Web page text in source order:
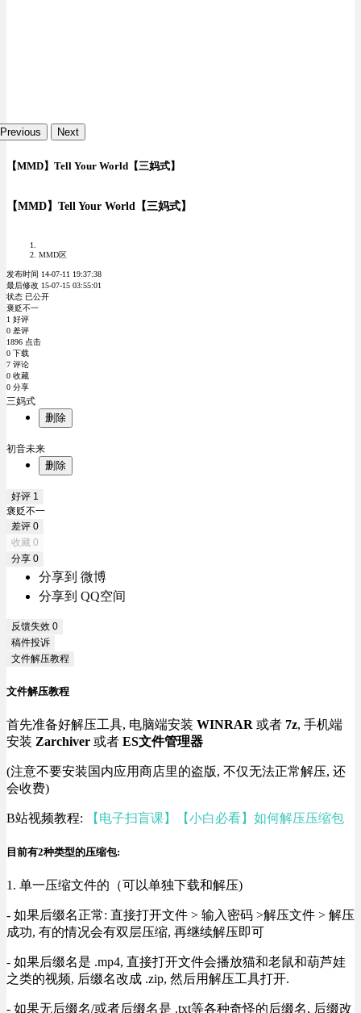
Previous Next
【MMD】Tell Your World【三妈式】
【MMD】Tell Your World【三妈式】
MMD区
发布时间 14-07-11 19:37:38
最后修改 15-07-15 03:55:01
状态 已公开
褒贬不一
1 好评
0 差评
1896 点击
0 下载
7 评论
0 收藏
0 分享
三妈式
删除
初音未来
删除
好评 1
褒贬不一
差评 0
收藏 0
分享 0
分享到 微博
分享到 QQ空间
反馈失效 0
稿件投诉
文件解压教程
文件解压教程
首先准备好解压工具, 电脑端安装 WINRAR 或者 7z, 手机端
安装 Zarchiver 或者 ES文件管理器
(注意不要安装国内应用商店里的盗版, 不仅无法正常解压, 还
会收费)
B站视频教程: 【电子扫盲课】【小白必看】如何解压压缩包
目前有2种类型的压缩包:
1. 单一压缩文件的（可以单独下载和解压)
- 如果后缀名正常: 直接打开文件 > 输入密码 >解压文件 > 解压
成功, 有的情况会有双层压缩, 再继续解压即可
- 如果后缀名是 .mp4, 直接打开文件会播放猫和老鼠和葫芦娃
之类的视频, 后缀名改成 .zip, 然后用解压工具打开.
- 如果无后缀名/或者后缀名是 .txt等各种奇怪的后缀名, 后缀改